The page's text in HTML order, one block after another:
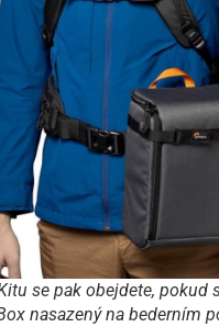
se pak obejdete, pokud
nasazený na bederním